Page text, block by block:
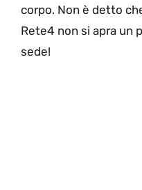
corpo. Non è detto
Rete4 non si apra un
sede!